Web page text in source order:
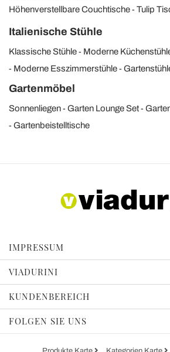
Höhenverstellbare Couchtische
Tulip
Italienische Stühle
Klassische Stühle
Moderne
Moderne Esszimmerstühle
Gartenmöbel
Sonnenliegen Garten Lounge Set
Gartenbeistelltische
IMPRESSUM
VIADURINI
KUNDENBEREICH
FOLGEN SIE UNS